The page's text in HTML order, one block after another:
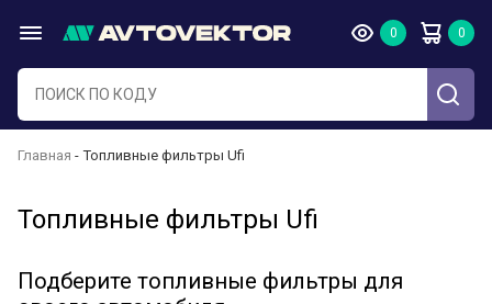
Главная Топливные фильтры Ufi
Топливные фильтры Ufi
Подберите топливные фильтры для